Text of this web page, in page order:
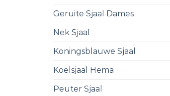
Geruite Sjaal Dames
Nek Sjaal
Koningsblauwe Sjaal
Koelsjaal Hema
Peuter Sjaal